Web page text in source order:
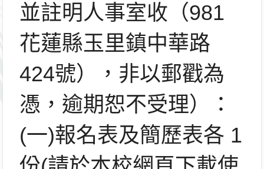
並註明人事室收（981
花蓮縣玉里鎮中華路
424號），非以郵戳為
憑， 逾期恕不受理）：
(一)報名表及簡歷表各 1